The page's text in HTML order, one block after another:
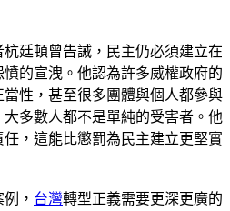
廷頓曾告誡，民主仍必須建立在
的宣洩。他認為許多威權政府的
性，甚至很多團體與個人都參與
多數人都不是單純的受害者。他
，這能比懲罰為民主建立更堅實
， 台灣轉型正義需要更深更廣的